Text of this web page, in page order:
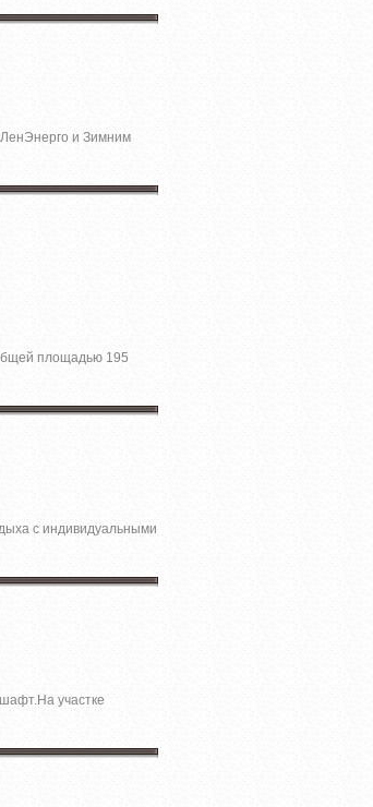
ЛенЭнерго и Зимним
площадью 195
с индивидуальными
участке